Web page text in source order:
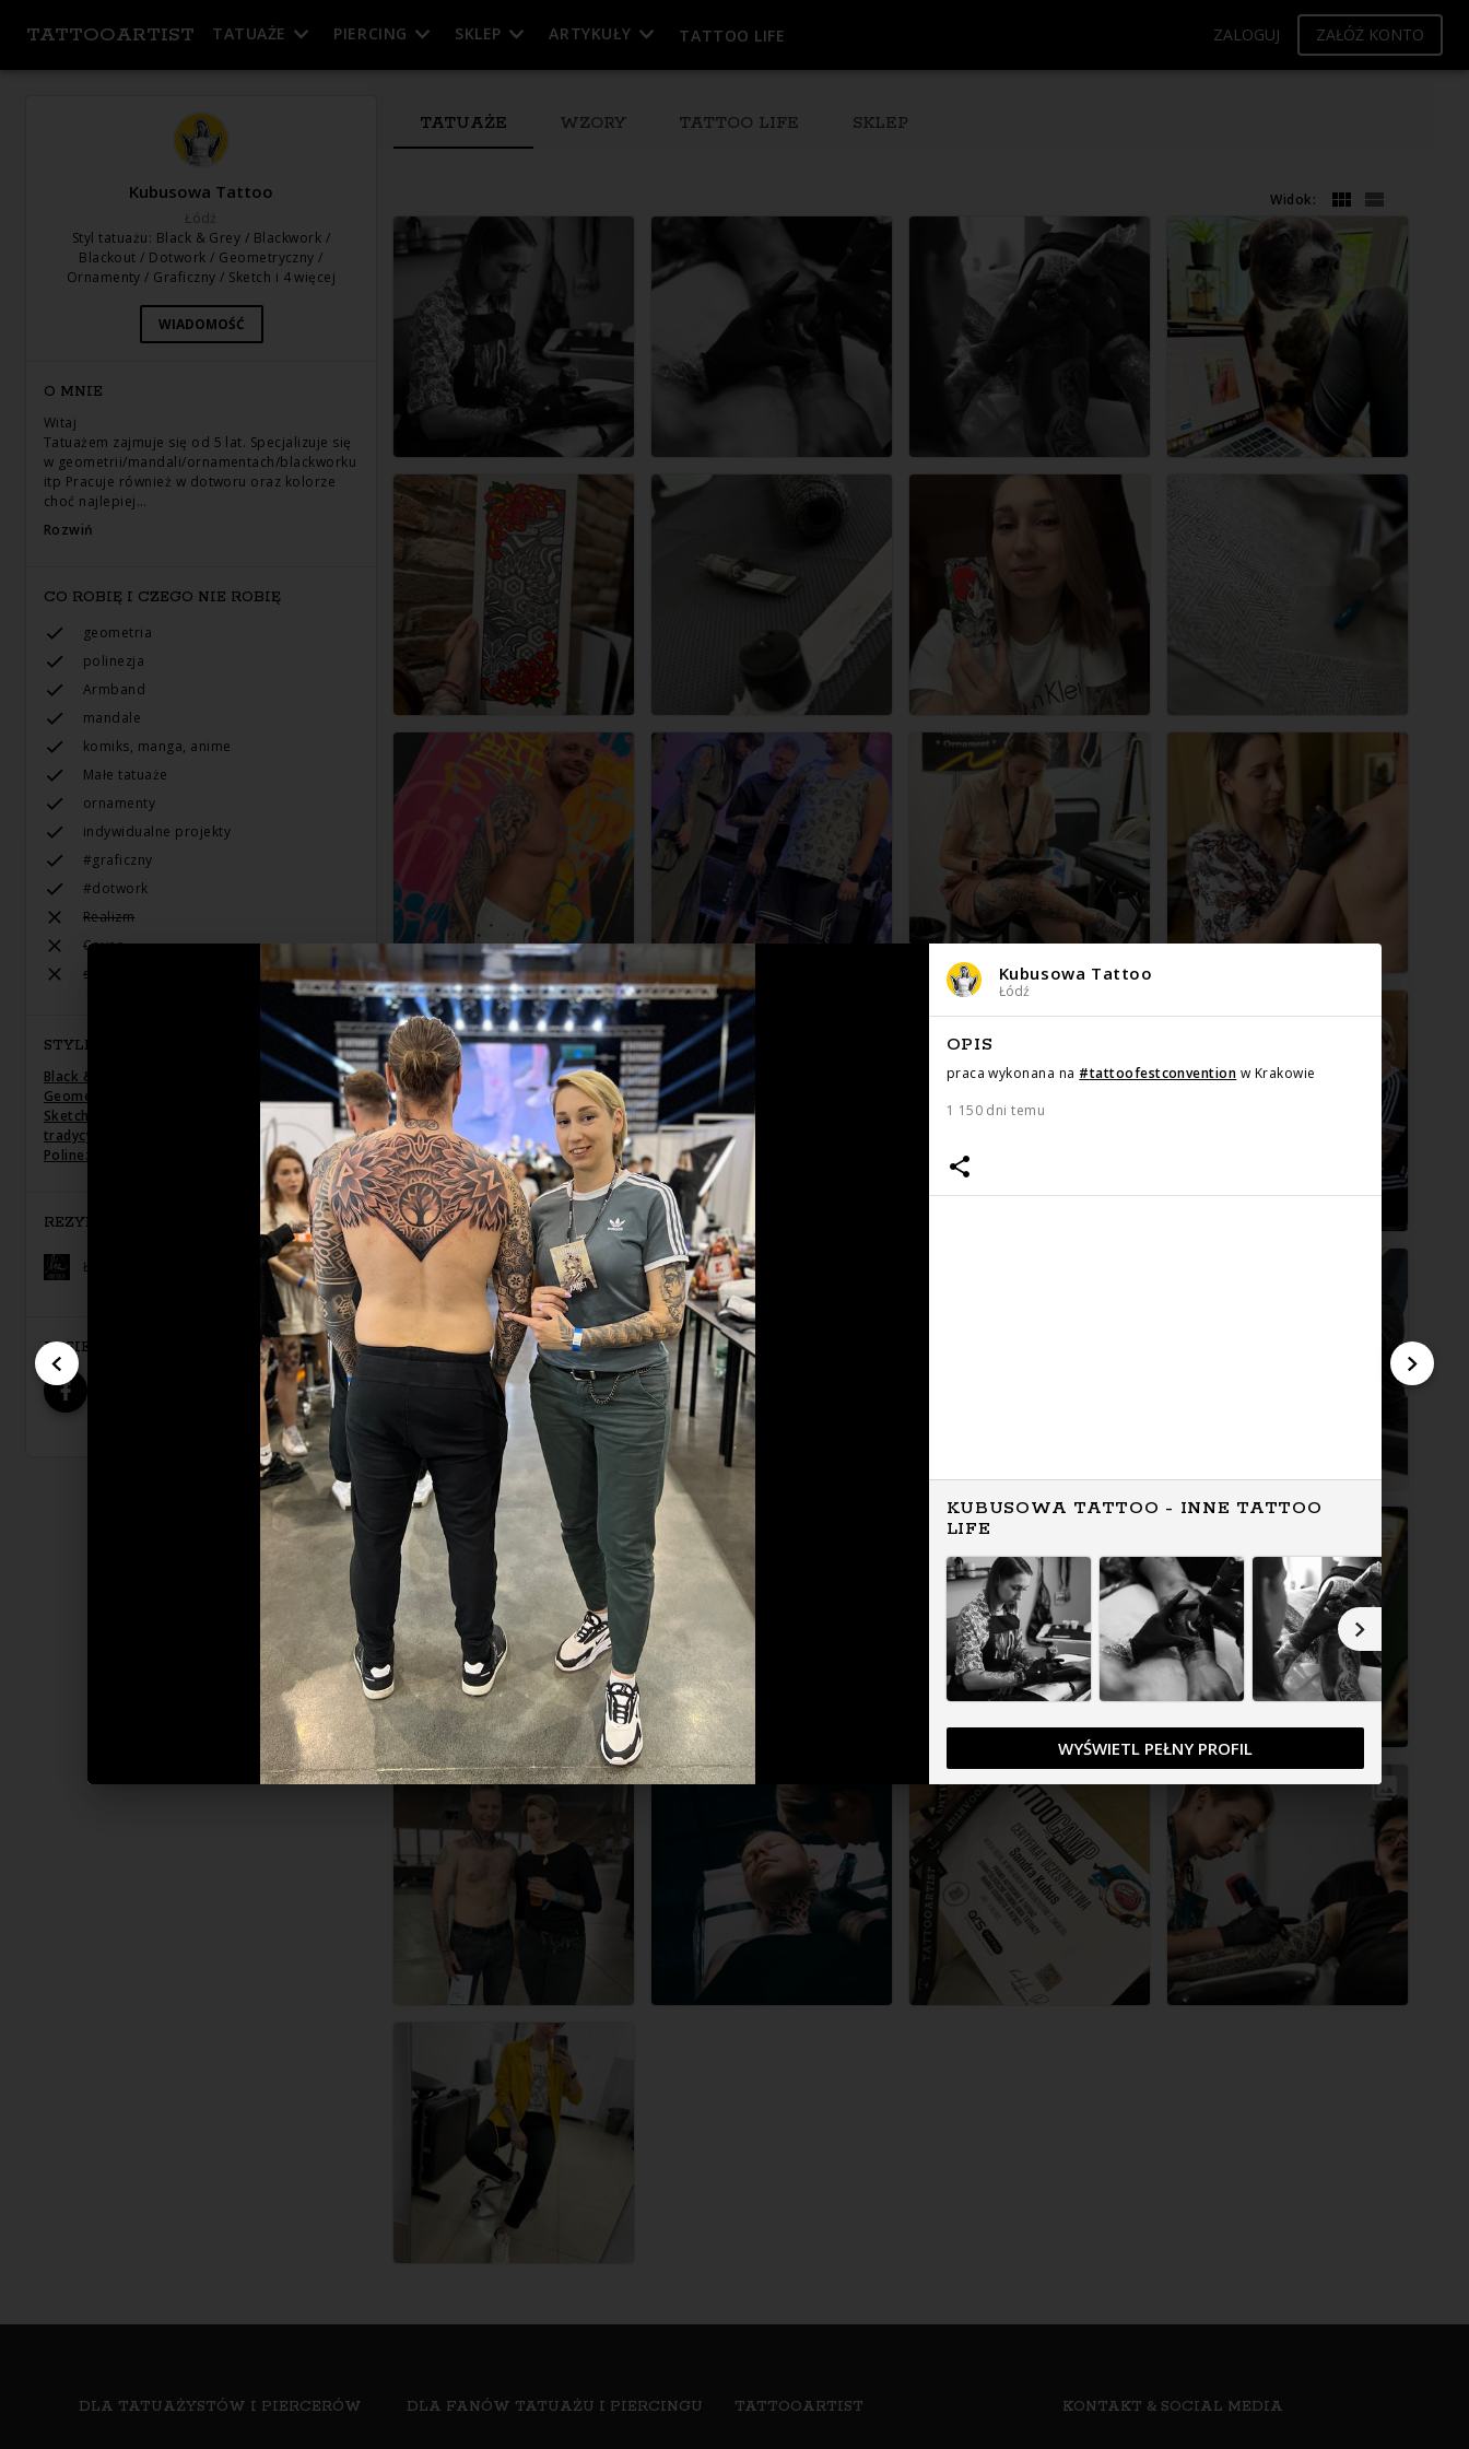
TATTOOARTIST TATUAŻE PIERCING SKLEP ARTYKUŁY TATTOO LIFE ZALOGUJ ZAŁÓŻ KONTO
DLA TATUAŻYSTÓW I PIERCERÓW DLA FANÓW TATUAŻU I PIERCINGU TATTOOARTIST KONTAKT & SOCIAL MEDIA
Kubusowa Tattoo
Łódź
Styl tatuażu: Black & Grey / Blackwork /
Blackout / Dotwork / Geometryczny /
Ornamenty / Graficzny / Sketch i 4 więcej
WIADOMOŚĆ
O MNIE
Witaj
Tatuażem zajmuje się od 5 lat. Specjalizuje się
w geometrii/mandali/ornamentach/blackworku
itp Pracuje również w dotworu oraz kolorze
choć najlepiej…
Rozwiń
CO ROBIĘ I CZEGO NIE ROBIĘ
geometria
polinezja
Armband
mandale
komiks, manga, anime
Małe tatuaże
ornamenty
indywidualne projekty
#graficzny
#dotwork
Realizm
Cover
surrealizm
STYLE TATUAŻU
Black & Grey
,Dotwork,
Geometryczny / Ornamenty
Sketch
Line work / Fineline / Outline
Neo-
tradycyjny
Newschool / Graffiti / Cartoon
Polinezyjski / Tribal
REZYDENT
Ładne Rzeczy Tattoo & Piercing
W SIECI
TATUAŻE WZORY TATTOO LIFE SKLEP
Widok:
Kubusowa Tattoo
Łódź
OPIS
praca wykonana na #tattoofestconvention w Krakowie
1 150 dni temu
KUBUSOWA TATTOO - INNE TATTOO
LIFE
WYŚWIETL PEŁNY PROFIL